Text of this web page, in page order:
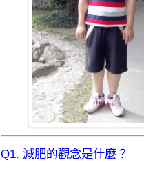
Q1. 減肥的觀念是什麼？